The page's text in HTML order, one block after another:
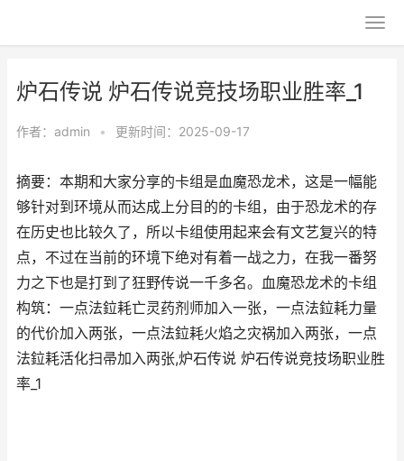
炉石传说 炉石传说竞技场职业胜率_1
作者： admin • 更新时间：2025-09-17
摘要：本期和大家分享的卡组是血魔恐龙术，这是一幅能
够针对到环境从而达成上分目的的卡组，由于恐龙术的存
在历史也比较久了，所以卡组使用起来会有文艺复兴的特
点，不过在当前的环境下绝对有着一战之力，在我一番努
力之下也是打到了狂野传说一千多名。血魔恐龙术的卡组
构筑：一点法鉝耗亡灵药剂师加入一张，一点法鉝耗力量
的代价加入两张，一点法鉝耗火焰之灾祸加入两张，一点
法鉝耗活化扫帚加入两张,炉石传说 炉石传说竞技场职业胜
率_1